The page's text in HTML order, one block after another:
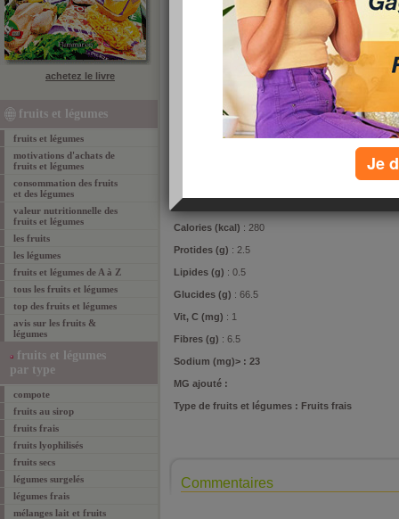
achetez le livre
fruits et légumes
fruits et légumes
motivations d'achats de
fruits et légumes
consommation des fruits
et des légumes
valeur nutritionnelle des
fruits et légumes
les fruits
les légumes
fruits et légumes de A à Z
tous les fruits et légumes
top des fruits et légumes
avis sur les fruits &
légumes
fruits et légumes
par type
compote
fruits au sirop
fruits frais
fruits lyophilisés
fruits secs
légumes surgelés
légumes frais
mélanges lait et fruits
le :9
vu :
2
Poids (g)
Calories (kcal) : 280
Protides (g) : 2.5
Lipides (g) : 0.5
Glucides (g) : 66.5
Vit, C (mg) : 1
Fibres (g) : 6.5
Sodium (mg)> : 23
MG ajouté :
Type de fruits et légumes : Fruits frais
Commentaires
Je